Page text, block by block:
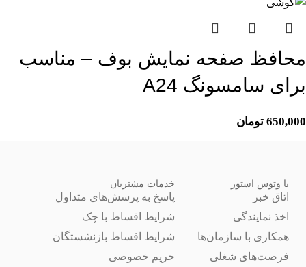
محافظ صفحه نمایش بوف – مناسب
برای سامسونگ A24
650,000 تومان
با وتوس استور
اتاق خبر
اخذ نمایندگی
همکاری با سازمان‌ها
فرصت‌های شغلی
خدمات مشتریان
پاسخ به پرسش‌های متداول
شرایط اقساط با چک
شرایط اقساط بازنشستگان
حریم خصوصی